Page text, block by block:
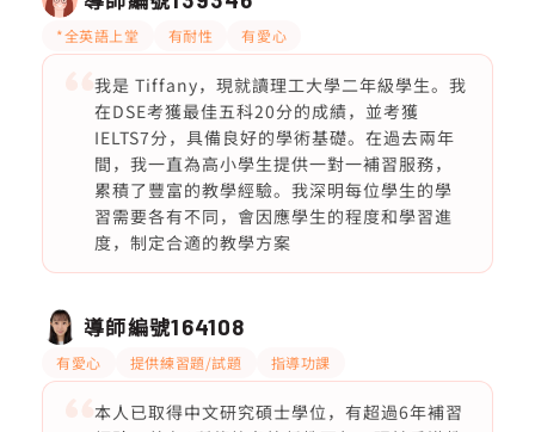
*全英語上堂 有耐性 有愛心
我是 Tiffany，現就讀理工大學二年級學生。我
在DSE考獲最佳五科20分的成績，並考獲
IELTS7分，具備良好的學術基礎。在過去兩年
間，我一直為高小學生提供一對一補習服務，
累積了豐富的教學經驗。我深明每位學生的學
習需要各有不同，會因應學生的程度和學習進
度，制定合適的教學方案
導師編號164108
有愛心 提供練習題/試題 指導功課
本人已取得中文研究碩士學位，有超過6年補習